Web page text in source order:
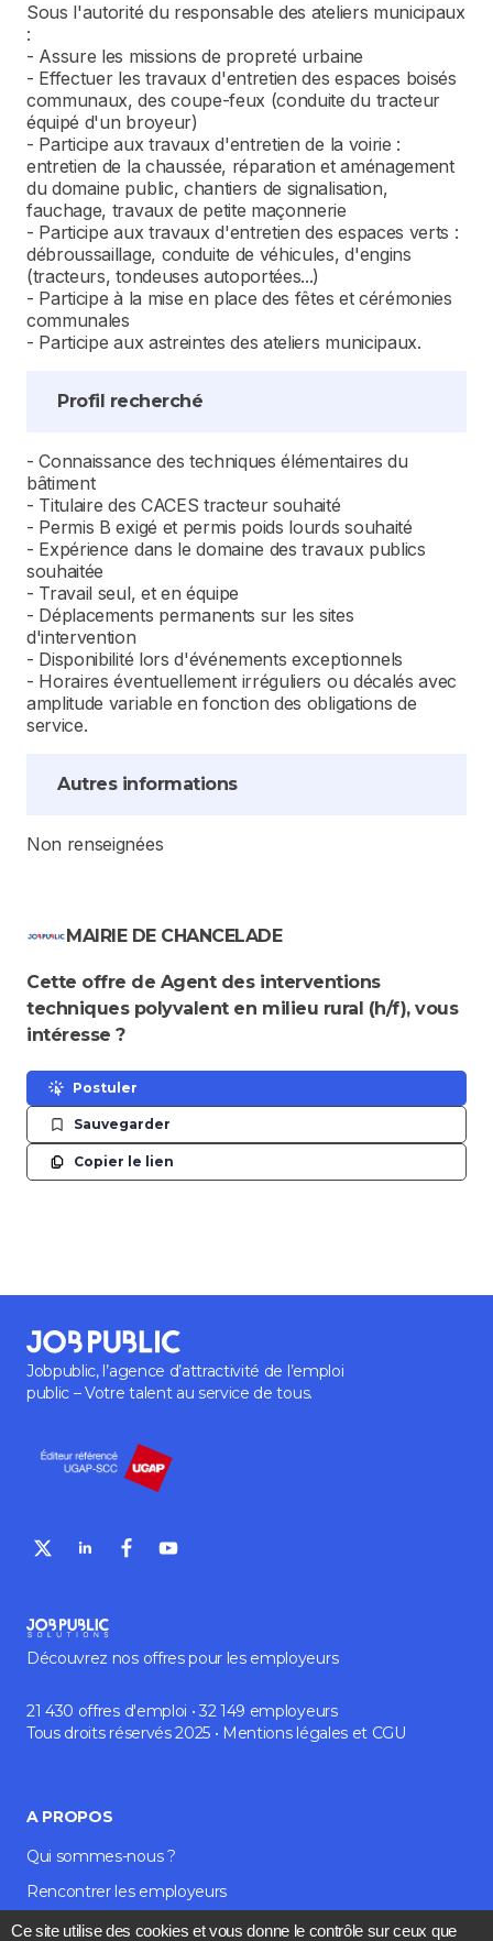
Sous l'autorité du responsable des ateliers municipaux
:
- Assure les missions de propreté urbaine
- Effectuer les travaux d'entretien des espaces boisés
communaux, des coupe-feux (conduite du tracteur
équipé d'un broyeur)
- Participe aux travaux d'entretien de la voirie :
entretien de la chaussée, réparation et aménagement
du domaine public, chantiers de signalisation,
fauchage, travaux de petite maçonnerie
- Participe aux travaux d'entretien des espaces verts :
débroussaillage, conduite de véhicules, d'engins
(tracteurs, tondeuses autoportées...)
- Participe à la mise en place des fêtes et cérémonies
communales
- Participe aux astreintes des ateliers municipaux.
Profil recherché
- Connaissance des techniques élémentaires du
bâtiment
- Titulaire des CACES tracteur souhaité
- Permis B exigé et permis poids lourds souhaité
- Expérience dans le domaine des travaux publics
souhaitée
- Travail seul, et en équipe
- Déplacements permanents sur les sites
d'intervention
- Disponibilité lors d'événements exceptionnels
- Horaires éventuellement irréguliers ou décalés avec
amplitude variable en fonction des obligations de
service.
Autres informations
Non renseignées
MAIRIE DE CHANCELADE
Cette offre de Agent des interventions
techniques polyvalent en milieu rural (h/f), vous
intéresse ?
Postuler
Sauvegarder
Copier le lien
Jobpublic, l’agence d’attractivité de l’emploi
public – Votre talent au service de tous.
Découvrez nos offres pour les employeurs
21 430 offres d'emploi • 32 149 employeurs
Tous droits réservés 2025 • Mentions légaleset CGU
A PROPOS
Qui sommes-nous ?
Rencontrer les employeurs
Média et blog
Ce site utilise des cookies et vous donne le contrôle sur ceux que